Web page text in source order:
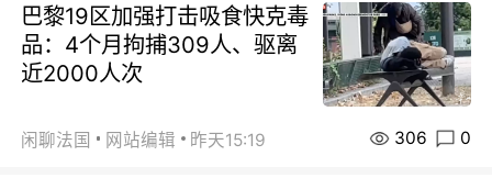
巴黎19区加强打击吸食快克毒
品：4个月拘捕309人、驱离
近2000人次
闲聊法国 网站编辑 昨天15:19 306 0